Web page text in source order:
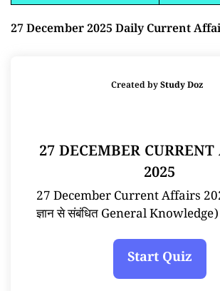
27 December 2025 Daily Current
Created byStudy Doz
27 DECEMBER
2025
27 December Current Affairs
ज्ञान से संबंधित General Knowledge)